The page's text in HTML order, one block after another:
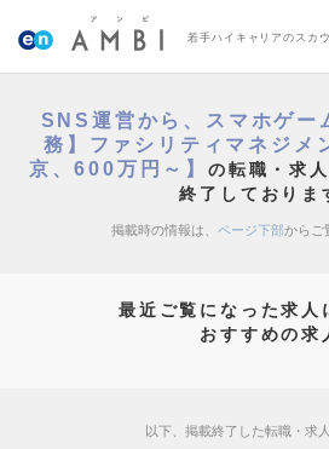
若手ハイキャリアのスカ
SNS運営から、スマホゲー
務】ファシリティマネジメ
京、600万円～】の転職・求
終了しておりま
掲載時の情報は、 ページ下部からご
最近ご覧になった求人
おすすめの求
以下、掲載終了した転職・求